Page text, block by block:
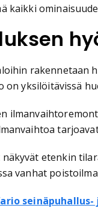
kaikki
rakennetaan
on yksilöitävissä
etenkin
vanhat